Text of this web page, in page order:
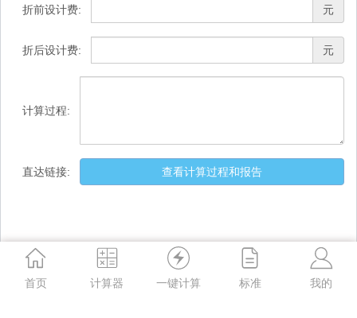
折前设计费: 元
折后设计费: 元
计算过程:
直达链接: 查看计算过程和报告
首页 计算器 一键计算 标准 我的